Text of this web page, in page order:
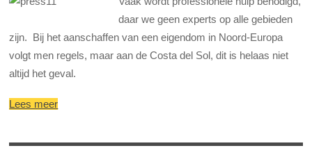
daar we geen experts op alle gebieden
zijn. Bij het aanschaffen van een eigendom in Noord-Europa
volgt men regels, maar aan de Costa del Sol, dit is helaas niet
altijd het geval.
Lees meer